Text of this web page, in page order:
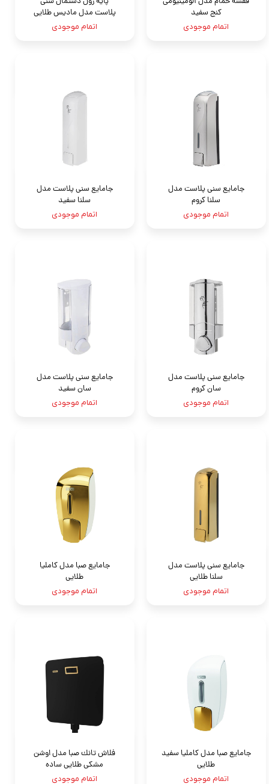
کنج سفید
اتمام موجودی
پلاست مدل مادیس طلايى
اتمام موجودی
جامايع سنى پلاست مدل
سلنا كروم
اتمام موجودی
جامايع سنى پلاست مدل
سلنا سفيد
اتمام موجودی
جامايع سنى پلاست مدل
سان كروم
اتمام موجودی
جامايع سنى پلاست مدل
سان سفيد
اتمام موجودی
جامایع سنی پلاست مدل
سلنا طلایی
اتمام موجودی
جامايع صبا مدل كامليا
طلايى
اتمام موجودی
جامايع صبا مدل كامليا سفيد
طلايى
اتمام موجودی
فلاش تانك صبا مدل اوشن
مشكى طلايى ساده
اتمام موجودی